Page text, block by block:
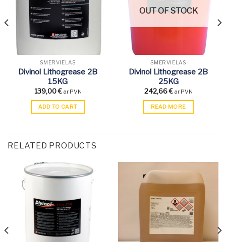
SMĒRVIELAS
Divinol Lithogrease 2B
15KG
139,00€ ar PVN
ADD TO CART
OUT OF STOCK
SMĒRVIELAS
Divinol Lithogrease 2B
25KG
242,66€ ar PVN
READ MORE
RELATED PRODUCTS